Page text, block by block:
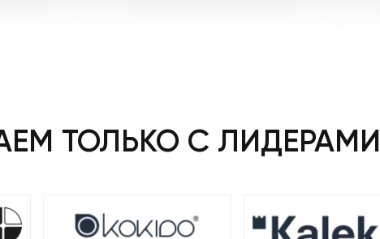
ТОЛЬКО С ЛИДЕРАМИ